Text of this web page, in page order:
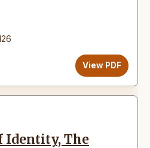
View PDF
Identity, The